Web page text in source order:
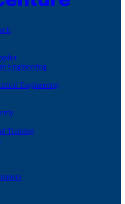
Engineering
Engineering
Training